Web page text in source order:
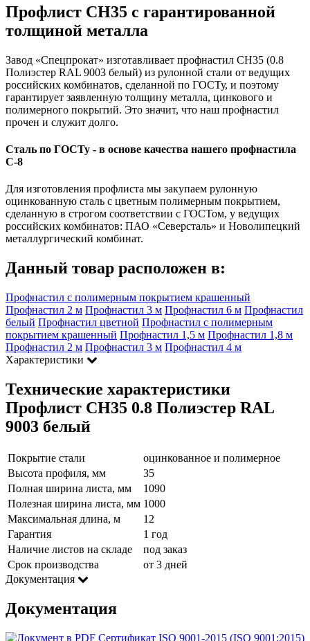
Профлист СН35 с гарантированной
толщиной металла
Завод «Спецпрокат» изготавливает профнастил СН35 (0.8
Полиэстер RAL 9003 белый) из рулонной стали от ведущих
российских комбинатов, сделанной по ГОСТу, и поэтому
гарантирует заявленную толщину металла, цинкового и
полимерного покрытий. Это значит, что наш профнастил
прочен и служит долго.
Сталь по ГОСТу - в основе качества нашего профнастила
C-8
Для изготовления профлиста мы закупаем рулонную
оцинкованную сталь с цветным полимерным покрытием,
сделанную в строгом соответствии с ГОСТом, у ведущих
российских комбинатов: ПАО «Северсталь» и Новолипецкий
металлургический комбинат.
Данный товар расположен в:
Профнастил с полимерным покрытием крашенный
Профнастил 2 м Профнастил 3 м Профнастил 6 м Профнастил
белый Профнастил цветной Профнастил с полимерным
покрытием крашенный Профнастил 1,5 м Профнастил 1,8 м
Профнастил 2 м Профнастил 3 м Профнастил 4 м
Характеристики
Технические характеристики
Профлист СН35 0.8 Полиэстер RAL
9003 белый
Покрытие стали
оцинкованное и полимерное
Высота профиля, мм
35
Полная ширина листа, мм
1090
Полезная ширина листа, мм 1000
Максимальная длина, м
12
Гарантия
1 год
Наличие листов на складе
под заказ
Срок производства
от 3 дней
Документация
Документация
Сертификат ISO 9001-2015 (ISO 9001:2015)